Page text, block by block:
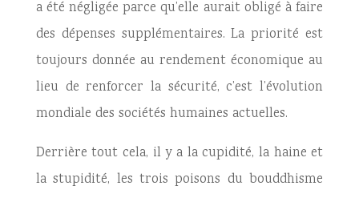
a été négligée parce qu’elle aurait obligé à faire
des dépenses supplémentaires. La priorité est
toujours donnée au rendement économique au
lieu de renforcer la sécurité, c’est l’évolution
mondiale des sociétés humaines actuelles.
Derrière tout cela, il y a la cupidité, la haine et
la stupidité, les trois poisons du bouddhisme